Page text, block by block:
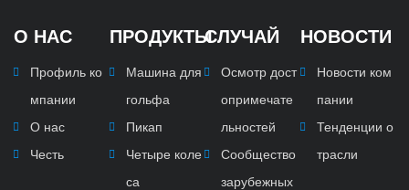
О НАС
Профиль ко
мпании
О нас
Честь
ПРОДУКТЫ
Машина для
гольфа
Пикап
Четыре коле
са
СЛУЧАЙ
Осмотр дост
опримечате
льностей
Сообщество
зарубежных
НОВОСТИ
Новости ком
пании
Тенденции о
трасли